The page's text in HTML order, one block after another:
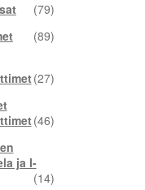
(79)
(89)
(27)
(46)
ja I-
(14)